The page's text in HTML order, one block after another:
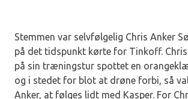
Stemmen var selvfølgelig Chris Anker
på det tidspunkt kørte for Tinkoff.
på sin træningstur spottet en
og i stedet for blot at drøne forbi, så
Anker, at følges lidt med Kasper. For